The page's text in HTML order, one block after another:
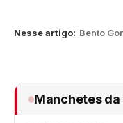
Nesse artigo: Bento
Manchetes da